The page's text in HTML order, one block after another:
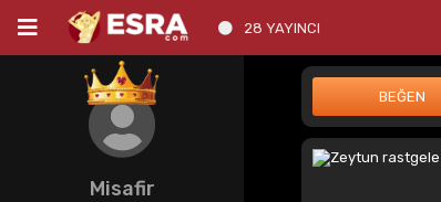
28 YAYINCI
Misafir